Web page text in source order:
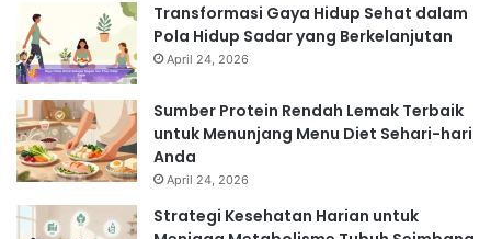
Transformasi Gaya Hidup Sehat dalam
Pola Hidup Sadar yang Berkelanjutan
April 24, 2026
Sumber Protein Rendah Lemak Terbaik
untuk Menunjang Menu Diet Sehari-hari
Anda
April 24, 2026
Strategi Kesehatan Harian untuk